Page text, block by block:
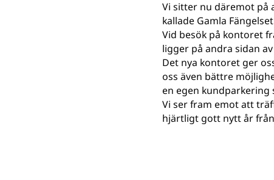
Vi sitter nu däremot på
kallade Gamla
Vid besök på kontoret
ligger på andra sidan
Det nya kontoret ger
oss även bättre
en egen kundparkering
Vi ser fram emot att
hjärtligt gott nytt år från